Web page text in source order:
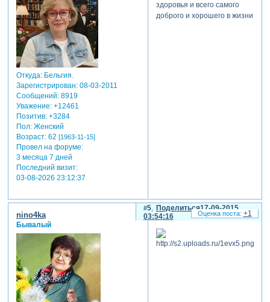
Откуда:Бельгия.
Зарегистрирован: 08-03-2011
Сообщений:8919
Уважение: +12461
Позитив: +3284
Пол:Женский
Возраст:62 [1963-11-15]
Провел на форуме:
3 месяца 7 дней
Последний визит:
03-08-2026 23:12:37
здоровья и всего самого
доброго и хорошего в жизни
Поделиться
5
17-09-2015
03:54:16
nino4ka
Бывалый
+1